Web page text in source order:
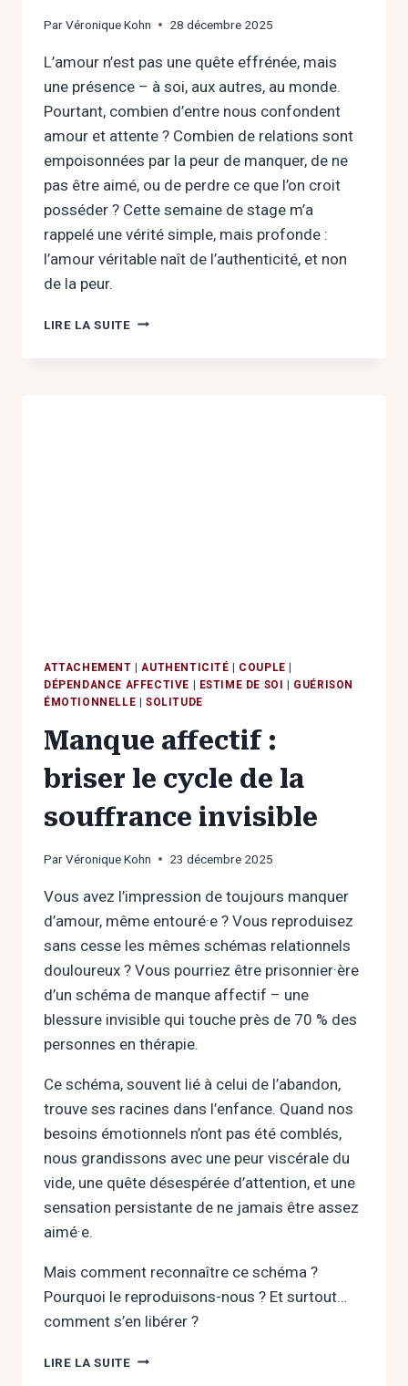
ParVéronique Kohn 28 décembre 2025
L’amour n’est pas une quête effrénée, mais
une présence – à soi, aux autres, au monde.
Pourtant, combien d’entre nous confondent
amour et attente ? Combien de relations sont
empoisonnées par la peur de manquer, de ne
pas être aimé, ou de perdre ce que l’on croit
posséder ? Cette semaine de stage m’a
rappelé une vérité simple, mais profonde :
l’amour véritable naît de l’authenticité, et non
de la peur.
LIRE LA SUITEAIMER
ATTACHEMENT |AUTHENTICITÉ COUPLE
DÉPENDANCE AFFECTIVE
ESTIME DE SOI
GUÉRISON
ÉMOTIONNELLE
SOLITUDE
Manque affectif :
briser le cycle de la
souffrance invisible
ParVéronique Kohn 23 décembre 2025
Vous avez l’impression de toujours manquer
d’amour, même entouré·e ? Vous reproduisez
sans cesse les mêmes schémas relationnels
douloureux ? Vous pourriez être prisonnier·ère
d’un schéma de manque affectif – une
blessure invisible qui touche près de 70 % des
personnes en thérapie.
Ce schéma, souvent lié à celui de l’abandon,
trouve ses racines dans l’enfance. Quand nos
besoins émotionnels n’ont pas été comblés,
nous grandissons avec une peur viscérale du
vide, une quête désespérée d’attention, et une
sensation persistante de ne jamais être assez
aimé·e.
Mais comment reconnaître ce schéma ?
Pourquoi le reproduisons-nous ? Et surtout…
comment s’en libérer ?
LIRE LA SUITEMANQUE